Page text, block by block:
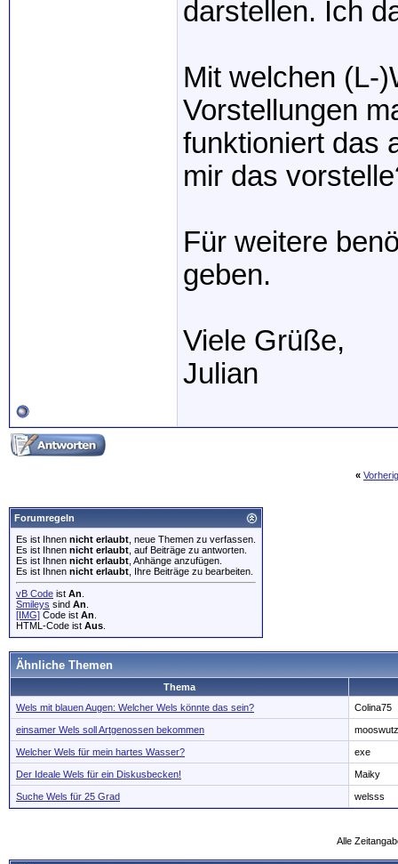
darstellen. Ich
Mit welchen (L-
Vorstellungen
funktioniert das
mir das
Für weitere
geben.
Viele Grüße,
Julian
«
Forumregeln
Es ist Ihnen nicht erlaubt , neue Themen zu verfassen.
Es ist Ihnen nicht erlaubt , auf Beiträge zu antworten.
Es ist Ihnen nicht erlaubt , Anhänge anzufügen.
Es ist Ihnen nicht erlaubt , Ihre Beiträge zu bearbeiten.
vB Code ist An
Smileys sind An
[IMG] Code ist An
HTML-Code ist Aus
Ähnliche Themen
Thema
Wels mit blauen Augen: Welcher Wels könnte das sein?
Colina75
einsamer Wels soll Artgenossen bekommen mooswutz
Welcher Wels für mein hartes Wasser? exe
Der Ideale Wels für ein Diskusbecken! Maiky
Suche Wels für 25 Grad welsss
Alle